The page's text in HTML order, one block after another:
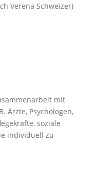
Verena Schweizer)
mit
Ärzte, Psychologen,
soziale
individuell zu